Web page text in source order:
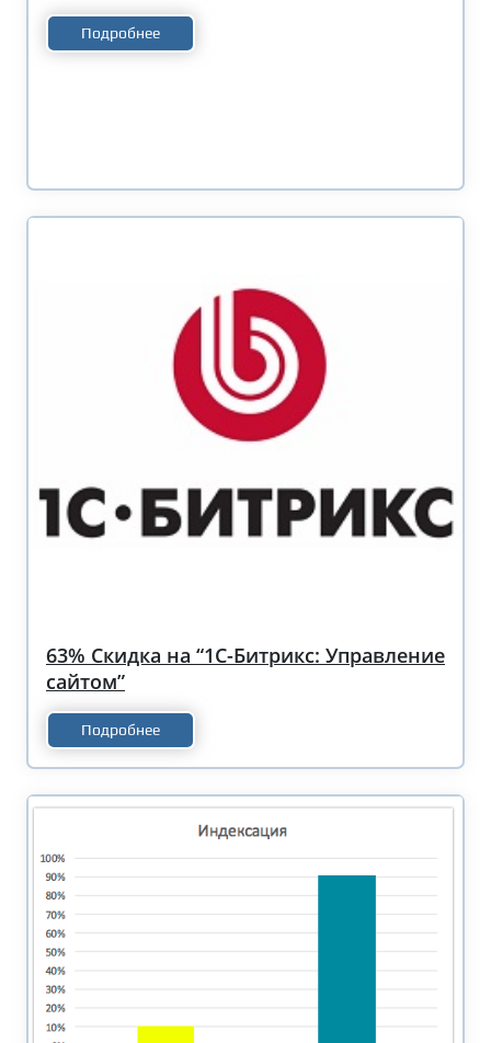
Подробнее
63% Скидка на “1С-Битрикс: Управление
сайтом”
Подробнее